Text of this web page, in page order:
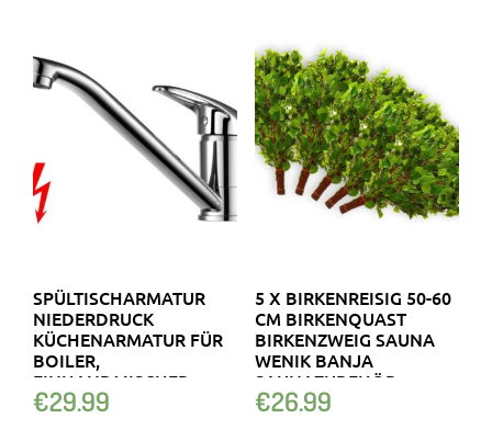
SPÜLTISCHARMATUR
NIEDERDRUCK
KÜCHENARMATUR FÜR
BOILER,
EINHANDMISCHER,
CHROM
€29.99
5 X BIRKENREISIG 50-60
CM BIRKENQUAST
BIRKENZWEIG SAUNA
WENIK BANJA
SAUNAZUBEHÖR
€26.99